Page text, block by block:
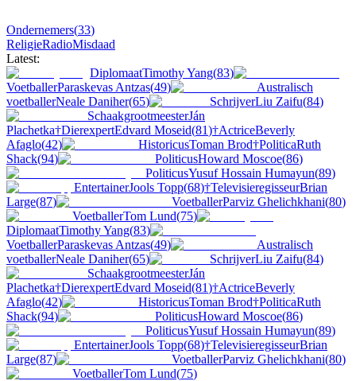
Ondernemers(33)
ReligieRadioMisdaad
Latest:
DiplomaatTimothy Yang(83)
VoetballerParaskevas Antzas(49)
Australisch
voetballerNeale Daniher(65) SchrijverLiu Zaifu(84)
SchaakgrootmeesterJán
Plachetka†DierexpertEdvard Moseid(81)†ActriceBeverly
Afaglo(42) HistoricusToman Brod†PoliticaRuth
Shack(94) PoliticusHoward Moscoe(86)
PoliticusYusuf Hossain Humayun(89)
EntertainerJools Topp(68)†TelevisieregisseurBrian
Large(87) VoetballerParviz Ghelichkhani(80)
VoetballerTom Lund(75)
DiplomaatTimothy Yang(83)
VoetballerParaskevas Antzas(49)
Australisch
voetballerNeale Daniher(65) SchrijverLiu Zaifu(84)
SchaakgrootmeesterJán
Plachetka†DierexpertEdvard Moseid(81)†ActriceBeverly
Afaglo(42) HistoricusToman Brod†PoliticaRuth
Shack(94) PoliticusHoward Moscoe(86)
PoliticusYusuf Hossain Humayun(89)
EntertainerJools Topp(68)†TelevisieregisseurBrian
Large(87) VoetballerParviz Ghelichkhani(80)
VoetballerTom Lund(75)